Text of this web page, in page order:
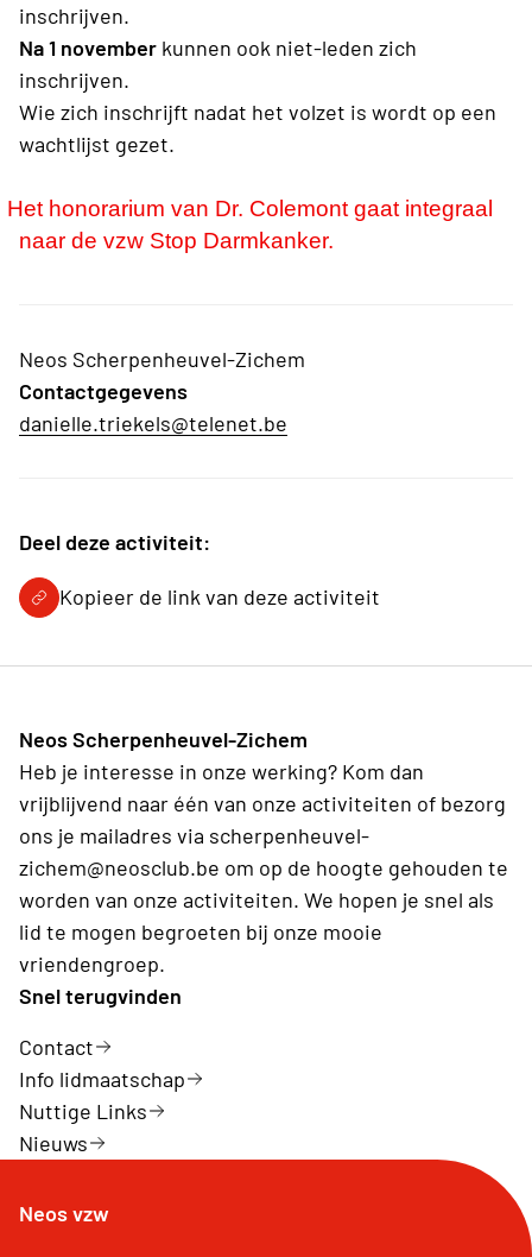
inschrijven.
Na 1 november kunnen ook niet-leden zich
inschrijven.
Wie zich inschrijft nadat het volzet is wordt op een
wachtlijst gezet.
Het honorarium van Dr. Colemont gaat integraal
naar de vzw Stop Darmkanker.
Neos Scherpenheuvel-Zichem
Contactgegevens
danielle.triekels@telenet.be
Deel deze activiteit:
Kopieer de link van deze activiteit
Neos Scherpenheuvel-Zichem
Heb je interesse in onze werking? Kom dan
vrijblijvend naar één van onze activiteiten of bezorg
ons je mailadres via scherpenheuvel-
zichem@neosclub.be om op de hoogte gehouden te
worden van onze activiteiten. We hopen je snel als
lid te mogen begroeten bij onze mooie
vriendengroep.
Snel terugvinden
Contact
Info lidmaatschap
Nuttige Links
Nieuws
Neos vzw